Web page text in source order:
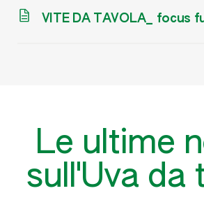
VITE DA TAVOLA_ focus
Le ultime
sull'Uva da